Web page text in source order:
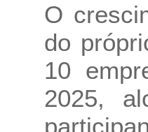
O
do
10
2025,